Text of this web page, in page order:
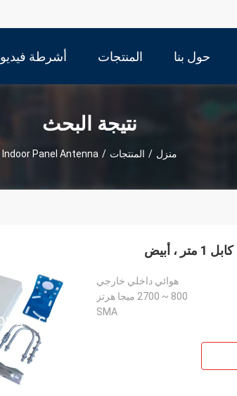
حول بنا المنتجات أشرطة فيديو
نتيجة البحث
منزل / المنتجات /
Indoor Panel Antenna
هوائي داخلي خارجي
800 ~ 2700 ميجا هرتز
SMA